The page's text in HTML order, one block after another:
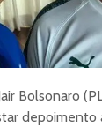
Bolsonaro
depoimento